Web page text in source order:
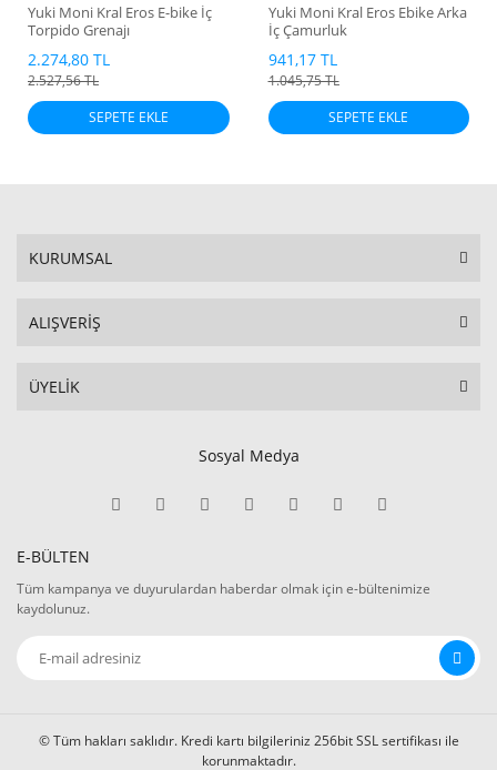
Yuki Moni Kral Eros E-bike İç
Torpido Grenajı
2.274,80 TL
2.527,56 TL
SEPETE EKLE
Yuki Moni Kral Eros Ebike Arka
İç Çamurluk
941,17 TL
1.045,75 TL
SEPETE EKLE
KURUMSAL
ALIŞVERİŞ
ÜYELİK
Sosyal Medya
E-BÜLTEN
Tüm kampanya ve duyurulardan haberdar olmak için e-bültenimize
kaydolunuz.
© Tüm hakları saklıdır. Kredi kartı bilgileriniz 256bit SSL sertifikası ile
korunmaktadır.